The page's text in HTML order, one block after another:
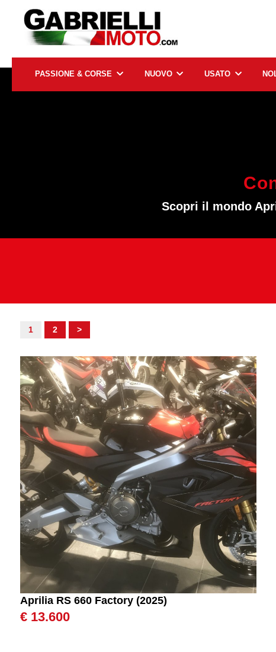
PASSIONE & CORSE NUOVO USATO
Scopri il mondo
1 2 >
Aprilia RS 660 Factory (2025)
€ 13.600